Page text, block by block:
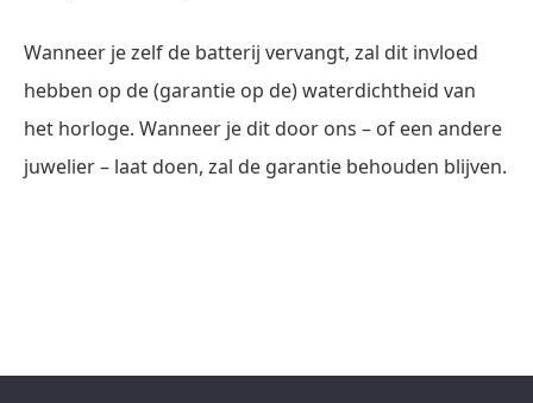
Wanneer je zelf de batterij vervangt, zal dit invloed
hebben op de (garantie op de) waterdichtheid van
het horloge. Wanneer je dit door ons – of een andere
juwelier – laat doen, zal de garantie behouden blijven.